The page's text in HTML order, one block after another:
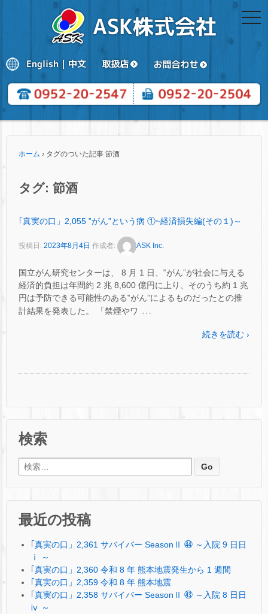
ホーム › タグのついた記事 節酒
タグ: 節酒
｢真実の口」2,055 ‟がん”という病 ①~経済損失編(その１)～
投稿日: 2023年8月4日 作成者: ASK Inc.
国立がん研究センターは、 8 月 1 日、‟がん”が社会に与える
経済的負担は年間約 2 兆 8,600 億円に上り、そのうち約 1 兆
円は予防できる可能性のある‟がん”によるものだったとの推
計結果を発表した。 「禁煙やワ …
続きを読む ›
検索
検索:
最近の投稿
｢真実の口」2,361 サバイバー SeasonⅡ ㊹ ～入院 9 日日
ⅰ ～
｢真実の口」2,360 令和 8 年 熊本地震発生から 1 週間
｢真実の口」2,359 令和 8 年 熊本地震
｢真実の口」2,358 サバイバー SeasonⅡ ㊸ ～入院 8 日日
ⅳ ～